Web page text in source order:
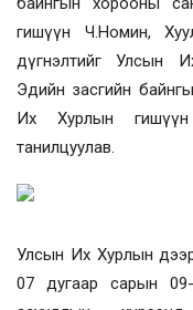
гишүүн Ч.Номин,
дүгнэлтийг Улсын
Эдийн засгийн
Их Хурлын
танилцуулав.
Улсын Их Хурлын
07 дугаар сарын 09-